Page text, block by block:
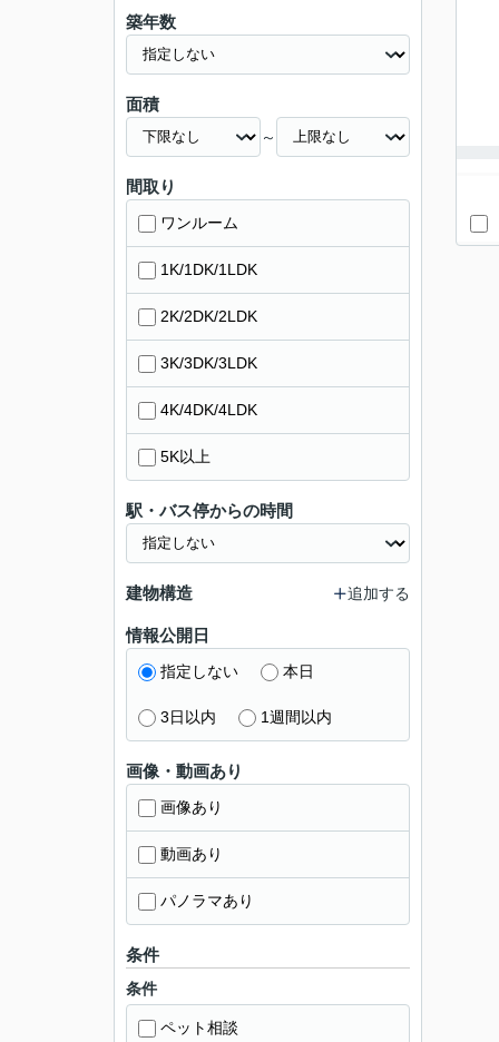
築年数
面積
～
間取り
ワンルーム
1K/1DK/1LDK
2K/2DK/2LDK
3K/3DK/3LDK
4K/4DK/4LDK
5K以上
駅・バス停からの時間
建物構造 追加する
情報公開日
指定しない 本日
3日以内 1週間以内
画像・動画あり
画像あり
動画あり
パノラマあり
条件
条件
ペット相談